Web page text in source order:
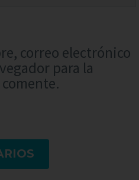
correo electrónico
para la